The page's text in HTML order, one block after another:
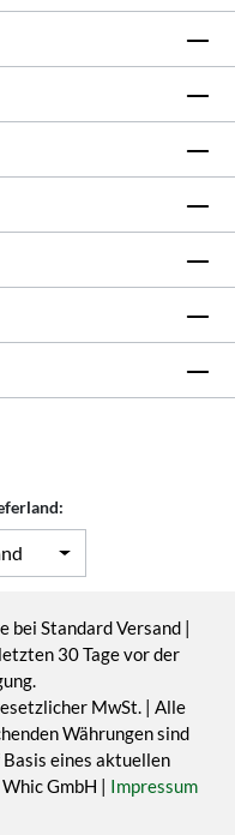
bei Standard Versand |
30 Tage vor der
MwSt. | Alle
Währungen sind
eines aktuellen
GmbH | Impressum